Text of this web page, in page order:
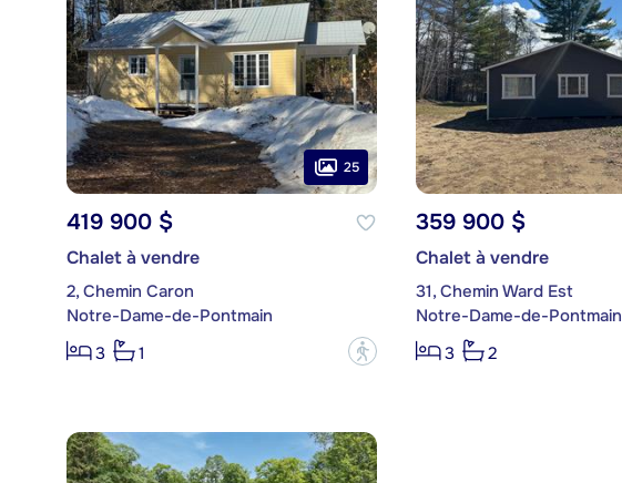
25
419 900 $
Chalet à vendre
2, Chemin Caron
Notre-Dame-de-Pontmain
3
1 ?
359 900 $
Chalet à vendre
31, Chemin Ward Est
Notre-Dame-de-Pontmain
3
2